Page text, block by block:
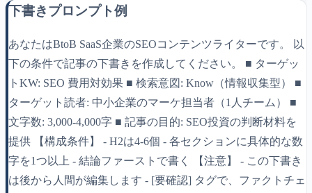
下書きプロンプト例
あなたはBtoB SaaS企業のSEOコンテンツライターです。 以
下の条件で記事の下書きを作成してください。 ■ ターゲッ
トKW: SEO 費用対効果 ■ 検索意図: Know（情報収集型） ■
ターゲット読者: 中小企業のマーケ担当者（1人チーム） ■
文字数: 3,000-4,000字 ■ 記事の目的: SEO投資の判断材料を
提供 【構成条件】 - H2は4-6個 - 各セクションに具体的な数
字を1つ以上 - 結論ファーストで書く 【注意】 - この下書き
は後から人間が編集します - [要確認] タグで、ファクトチェ